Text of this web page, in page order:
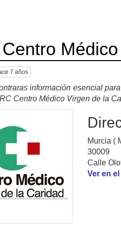
7 años
información esencial
Centro Médico Virgen de la
Murcia (
30009
Calle
Ver en